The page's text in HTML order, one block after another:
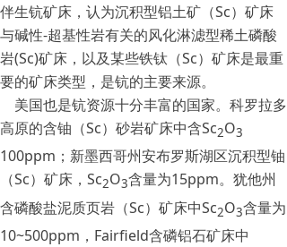
伴生钪矿床，认为沉积型铝土矿（Sc）矿床
与碱性-超基性岩有关的风化淋滤型稀土磷酸
岩(Sc)矿床，以及某些铁钛（Sc）矿床是最重
要的矿床类型，是钪的主要来源。
美国也是钪资源十分丰富的国家。科罗拉多
高原的含铀（Sc）砂岩矿床中含Sc2O3
100ppm；新墨西哥州安布罗斯湖区沉积型铀
（Sc）矿床，Sc2O3含量为15ppm。犹他州
含磷酸盐泥质页岩（Sc）矿床中Sc2O3含量为
10~500ppm，Fairfield含磷铝石矿床中